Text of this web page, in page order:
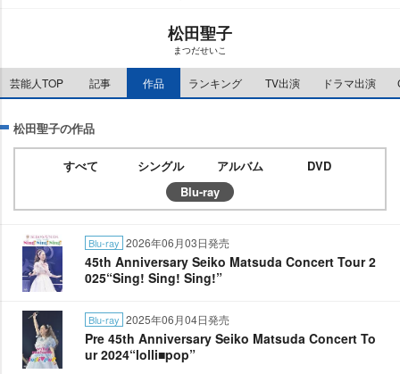
松田聖子
まつだせいこ
芸能人TOP 記事 作品 ランキング TV出演 ドラマ出演
松田聖子の作品
すべて シングル アルバム
DVD
Blu-ray
Blu-ray 2026年06月03日発売
45th Anniversary Seiko Matsuda Concert Tour 2
025“Sing! Sing! Sing!”
Blu-ray 2025年06月04日発売
Pre 45th Anniversary Seiko Matsuda Concert To
ur 2024“lolli■pop”